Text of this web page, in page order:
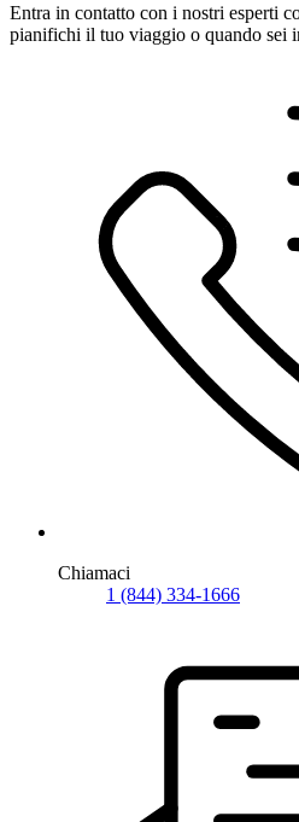
Entra in contatto con i nostri esperti
pianifichi il tuo viaggio o quando sei
Chiamaci
1 (844) 334-1666